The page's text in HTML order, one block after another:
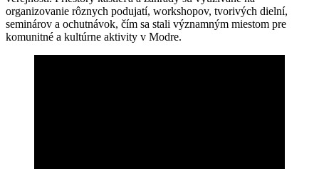
organizovanie rôznych podujatí, workshopov, tvorivých dielní,
seminárov a ochutnávok, čím sa stali významným miestom pre
komunitné a kultúrne aktivity v Modre.